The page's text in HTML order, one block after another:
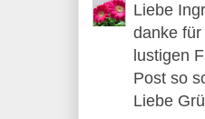
Liebe
danke
lustigen
Post so
Liebe